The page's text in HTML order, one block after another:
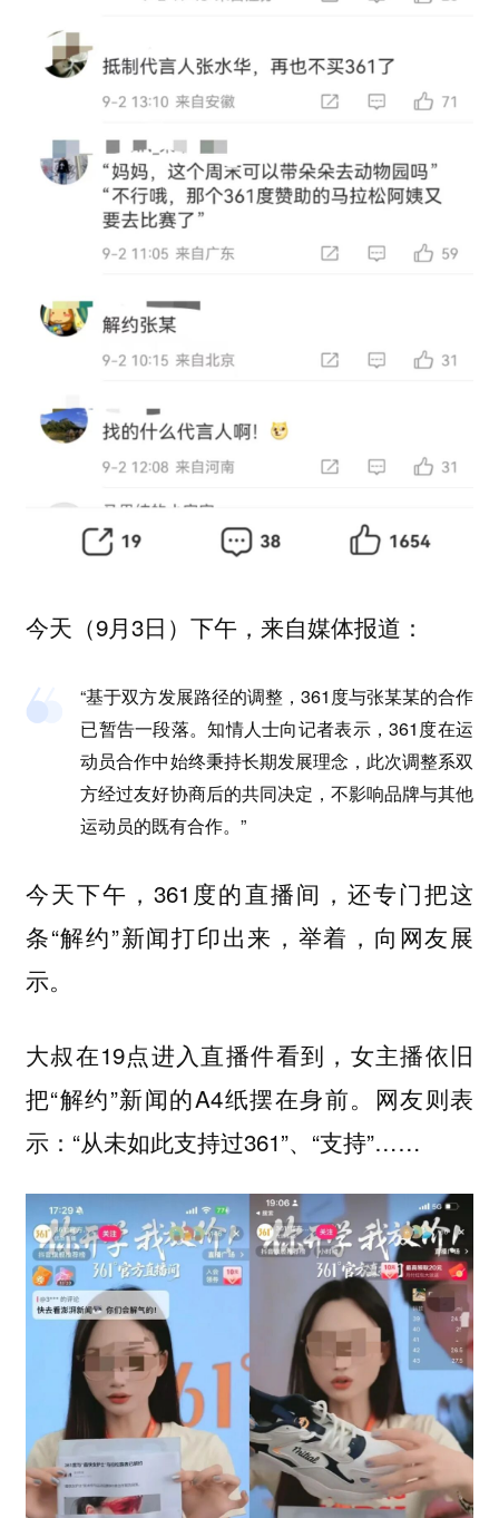
今天（9月3日）下午，来自媒体报道：
“基于双方发展路径的调整，361度与张某某的合作
已暂告一段落。知情人士向记者表示，361度在运
动员合作中始终秉持长期发展理念，此次调整系双
方经过友好协商后的共同决定，不影响品牌与其他
运动员的既有合作。”
今天下午，361度的直播间，还专门把这
条“解约”新闻打印出来，举着，向网友展
示。
大叔在19点进入直播件看到，女主播依旧
把“解约”新闻的A4纸摆在身前。网友则表
示：“从未如此支持过361”、“支持”……